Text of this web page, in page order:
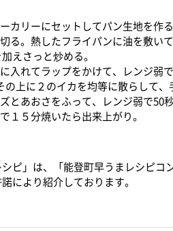
カリーにセットしてパン生地を作る
る。熱したフライパンに油を敷い
えさっと炒める。
入れてラップをかけて、レンジ弱で
上に２のイカを均等に散らして、
とあおさをふって、レンジ弱で50
１５分焼いたら出来上がり。
ピ」は、「能登町早うまレシピコ
により紹介しております。